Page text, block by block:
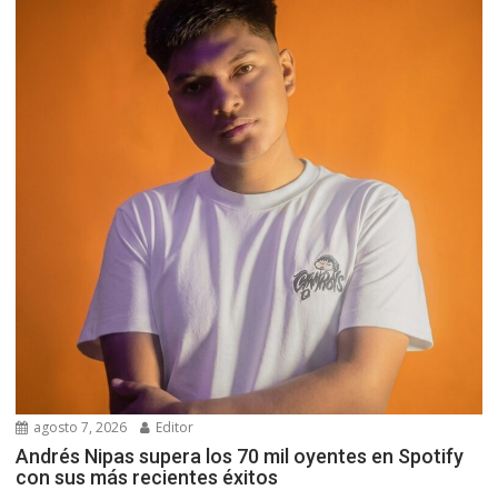
agosto 7, 2026 Editor
Andrés Nipas supera los 70 mil oyentes en Spotify
con sus más recientes éxitos